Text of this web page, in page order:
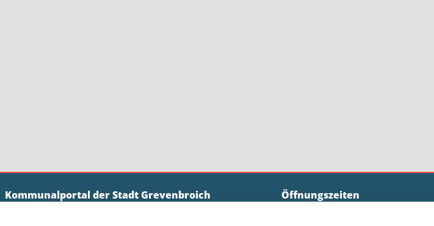
Kommunalportal der Stadt Grevenbroich
Öffnungszeiten